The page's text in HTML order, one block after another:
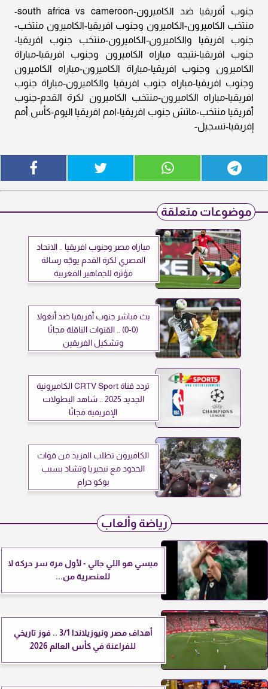
جنوب أفريقيا ضد الكاميرون-south africa vs cameroon-
منتخب الكاميرون-الكاميرون وجنوب افريقيا-الكاميرون منتخب-
جنوب افريقيا والكاميرون-الكاميرون-منتخب جنوب افريقيا-
جنوب افريقيا-نتيجه مباراه الكاميرون وجنوب افريقيا-مباراة
الكاميرون وجنوب افريقيا-مباراة الكاميرون-مباراه الكاميرون
وجنوب افريقيا-مباراه جنوب افريقيا والكاميرون-مباراة جنوب
افريقيا-مباراه الكاميرون-منتخب الكاميرون لكرة القدم-جنوب
أفريقيا منتخب-ماتش جنوب افريقيا-امم افريقيا اليوم-كأس أمم
إفريقيا-تسجيل-
موضوعات متعلقة
مباراه مصر وجنوب افريقيا .. الاتحاد
المصري لكرة القدم يوجّه رسالة
مؤثرة للجماهير المغربية
بث مباشر جنوب أفريقيا ضد أنغولا
(0-0) .. القنوات الناقلة مجانًا
وتشكيل الفريقين
تردد قناة CRTV Sport الكاميرونية
الجديد 2025 .. شاهد البطولات
الإفريقية مجانًا
الكاميرون تطلب المزيد من قوات
الحدود مع نيجيريا وتشاد بسبب
بوكو حرام
رياضة وألعاب
ميسي هو اللي جالي - لأول مرة سر حركة لا
للعنصرية من...
أهداف مصر ونيوزيلاندا 3/1 .. فوز تاريخي
للفراعنة في كأس العالم 2026